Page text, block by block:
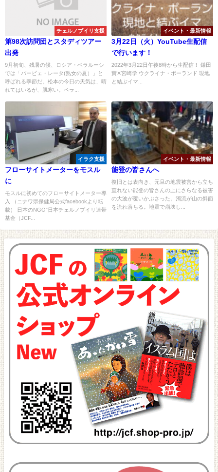
チェルノブイリ支援
第98次訪問団とスタディツアー
出発
9月初旬、残暑の候、ロシア・ベラルーシ
では「バービェ・レータ(熟女の夏）」と
呼ばれる季節だ。松本の今日の天気は、晴
れてはいるが、肌寒い。ベラ...
イベント・最新情報
3月22日（火）YouTube生配信
で行います！
2022年3月22日午後8時から生配信！ 鎌田
實✕宮崎学 ウクライナ・ポーランド 現地
と結ぶイマ...
イラク支援
フローサイトメーターをモスル
に
モスルに初めてのフローサイトメーター導
入 （ニナワ県保健局公式facebookより転
載） 日本のNGO”日本チェルノブイリ連帯
基金（JCF...
イベント・最新情報
能登の皆さんへ
復旧とは表向き、元旦の地震被害から立ち
直れない能登の皆さんの上にさらなる被害
の大波が覆いかぶさった。濁流が山の斜面
を流れ落ちる。地震で崩壊し...